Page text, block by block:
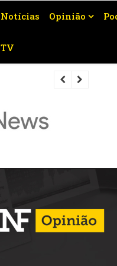
Notícias Opinião
TV